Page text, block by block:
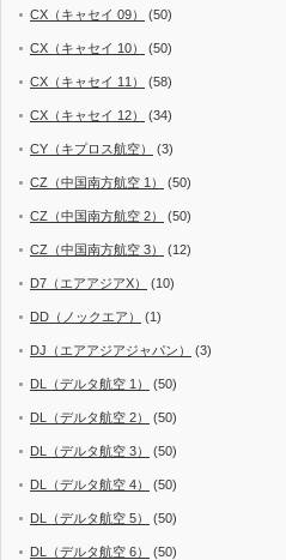
CX（キャセイ 09） (50)
CX（キャセイ 10） (50)
CX（キャセイ 11） (58)
CX（キャセイ 12） (34)
CY（キプロス航空） (3)
CZ（中国南方航空 1） (50)
CZ（中国南方航空 2） (50)
CZ（中国南方航空 3） (12)
D7（エアアジアX） (10)
DD（ノックエア） (1)
DJ（エアアジアジャパン） (3)
DL（デルタ航空 1） (50)
DL（デルタ航空 2） (50)
DL（デルタ航空 3） (50)
DL（デルタ航空 4） (50)
DL（デルタ航空 5） (50)
DL（デルタ航空 6） (50)